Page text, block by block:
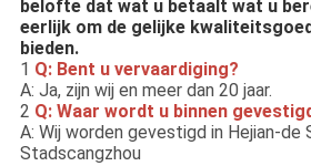
belofte dat wat u betaalt wat u
eerlijk om de gelijke
bieden.
1 Q: Bent u vervaardiging?
A: Ja, zijn wij en meer dan 20 jaar.
2 Q: Waar wordt u binnen
A: Wij worden gevestigd in Hejian-de
Stadscangzhou